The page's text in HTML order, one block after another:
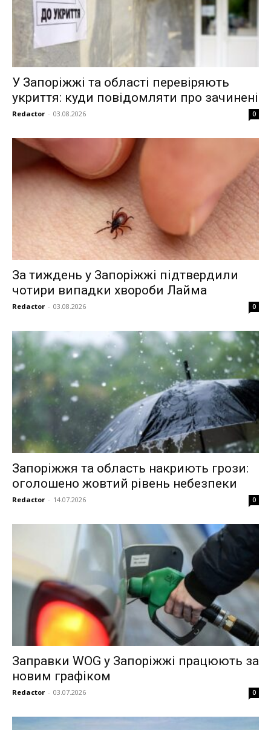
У Запоріжжі та області перевіряють
укриття: куди повідомляти про зачинені
Redactor - 03.08.2026 0
За тиждень у Запоріжжі підтвердили
чотири випадки хвороби Лайма
Redactor - 03.08.2026 0
Запоріжжя та область накриють грози:
оголошено жовтий рівень небезпеки
Redactor - 14.07.2026 0
Заправки WOG у Запоріжжі працюють за
новим графіком
Redactor - 03.07.2026 0